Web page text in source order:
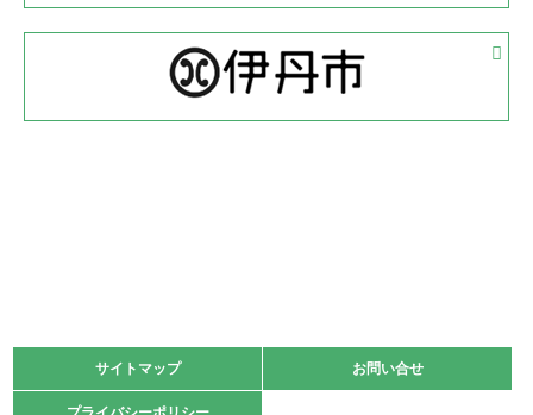
2022.05.05
体育協会長杯 バドミントン競技の部
2022.05.22
緑ケ丘体育館
2021.10.23
サイトマップ お問い合せ
サイトマップ お問い合せ